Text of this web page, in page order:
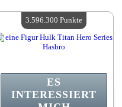
Verfügbare Menge:4
ES
INTERESSIERT
3.596.300 Punkte